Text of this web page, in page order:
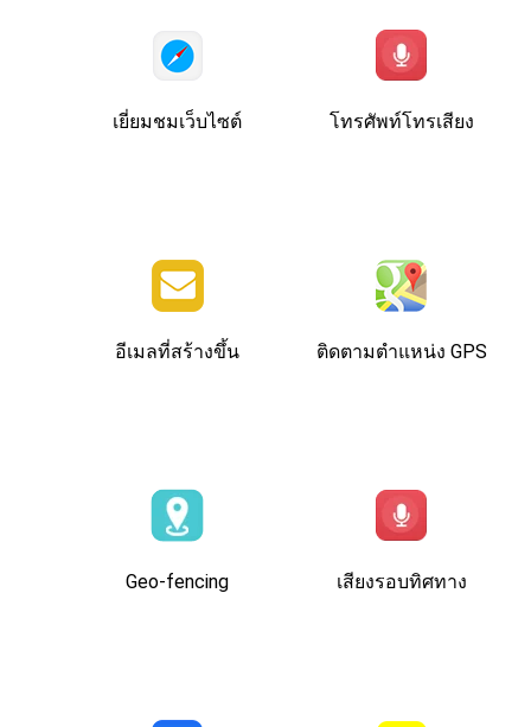
เยี่ยมชมเว็บไซต์ โทรศัพท์โทรเสียง
อีเมลที่สร้างขึ้น ติดตามตําแหน่ง GPS
Geo-fencing เสียงรอบทิศทาง